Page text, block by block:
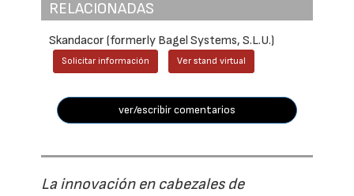
RELACIONADAS
Skandacor (formerly Bagel Systems, S.L.U.)
Solicitar información Ver stand virtual
ver/escribir comentarios
La innovación en cabezales de